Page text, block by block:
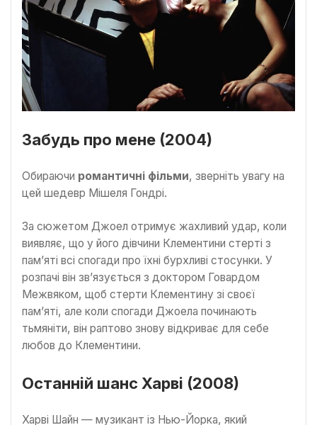
Забудь про мене (2004)
Обираючи романтичні фільми, зверніть увагу на
цей шедевр Мішеля Гондрі.
За сюжетом Джоел отримує жахливий удар, коли
виявляє, що у його дівчини Клементини стерті з
пам’яті всі спогади про їхні бурхливі стосунки. У
розпачі він зв’язується з доктором Говардом
Межвяком, щоб стерти Клементину зі своєї
пам’яті, але коли спогади Джоела починають
тьмяніти, він раптово знову відкриває для себе
любов до Клементини.
Останній шанс Харві (2008)
Харві Шайн — музикант із Нью-Йорка, який